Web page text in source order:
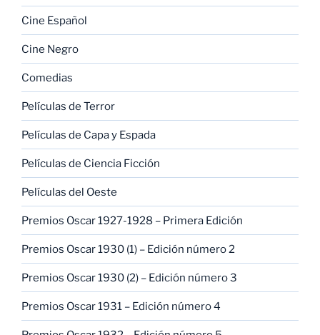
Cine Español
Cine Negro
Comedias
Películas de Terror
Películas de Capa y Espada
Películas de Ciencia Ficción
Películas del Oeste
Premios Oscar 1927-1928 – Primera Edición
Premios Oscar 1930 (1) – Edición número 2
Premios Oscar 1930 (2) – Edición número 3
Premios Oscar 1931 – Edición número 4